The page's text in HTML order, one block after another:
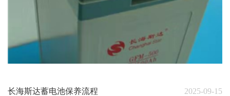
长海斯达蓄电池保养流程 2025-09-15